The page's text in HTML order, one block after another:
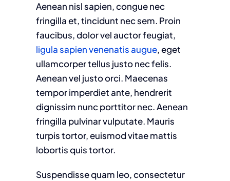
Aenean nisl sapien, congue nec
fringilla et, tincidunt nec sem. Proin
faucibus, dolor vel auctor feugiat,
ligula sapien venenatis augue, eget
ullamcorper tellus justo nec felis.
Aenean vel justo orci. Maecenas
tempor imperdiet ante, hendrerit
dignissim nunc porttitor nec. Aenean
fringilla pulvinar vulputate. Mauris
turpis tortor, euismod vitae mattis
lobortis quis tortor.
Suspendisse quam leo, consectetur